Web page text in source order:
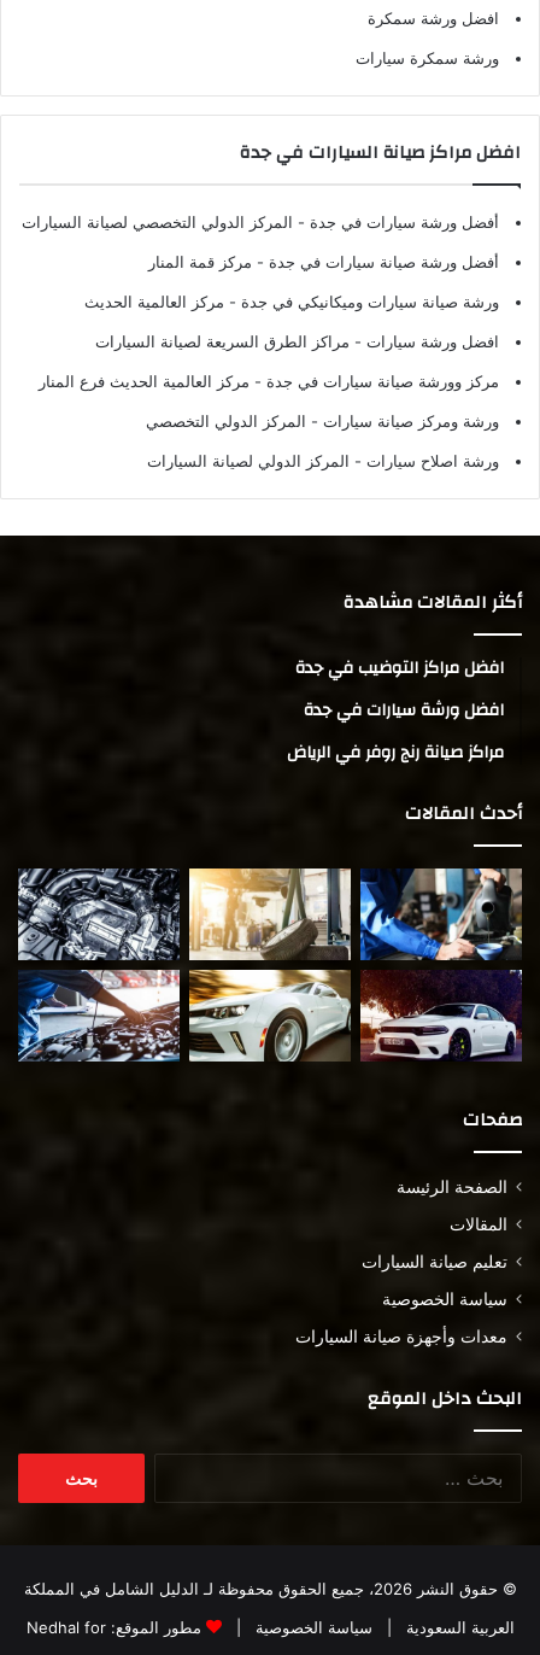
افضل ورشة سمكرة
ورشة سمكرة سيارات
افضل مراكز صيانة السيارات في جدة
أفضل ورشة سيارات في جدة - المركز الدولي التخصصي لصيانة السيارات
أفضل ورشة صيانة سيارات في جدة - مركز قمة المنار
ورشة صيانة سيارات وميكانيكي في جدة - مركز العالمية الحديث
افضل ورشة سيارات - مراكز الطرق السريعة لصيانة السيارات
مركز وورشة صيانة سيارات في جدة - مركز العالمية الحديث فرع المنار
ورشة ومركز صيانة سيارات - المركز الدولي التخصصي
ورشة اصلاح سيارات - المركز الدولي لصيانة السيارات
أكثر المقالات مشاهدة
افضل مراكز التوضيب في جدة
افضل ورشة سيارات في جدة
مراكز صيانة رنج روفر في الرياض
أحدث المقالات
صفحات
الصفحة الرئيسة
المقالات
تعليم صيانة السيارات
سياسة الخصوصية
معدات وأجهزة صيانة السيارات
البحث داخل الموقع
© حقوق النشر 2026، جميع الحقوق محفوظة لـ
الدليل الشامل في المملكة
العربية السعودية
سياسة الخصوصية | مطور الموقع:Nedhal for